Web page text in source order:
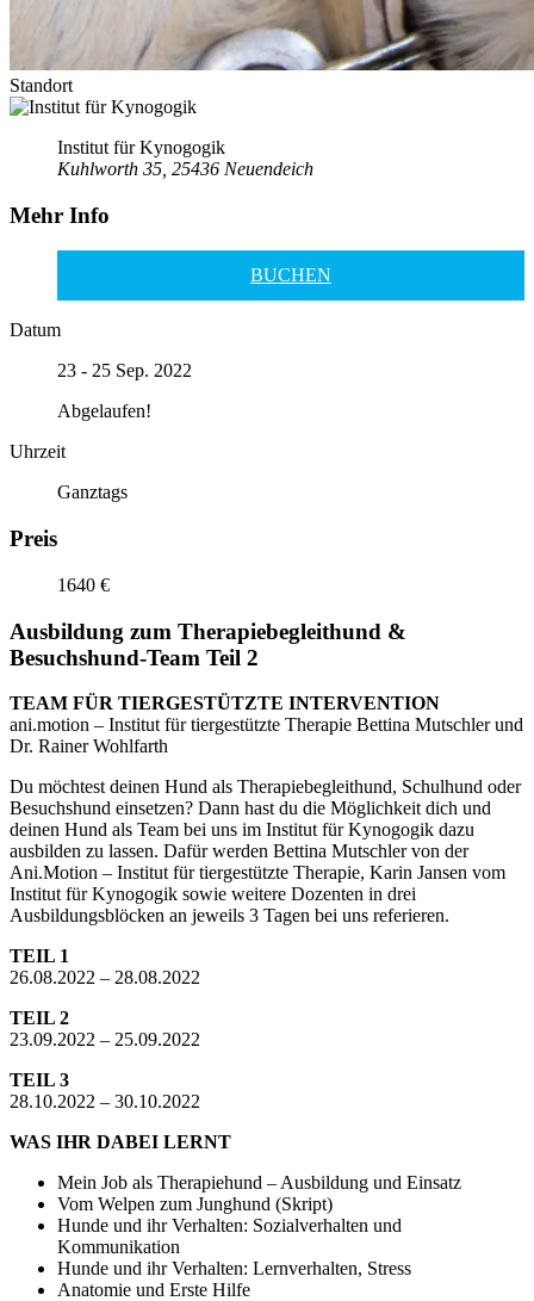
Standort
Institut für Kynogogik
Kuhlworth 35, 25436 Neuendeich
Mehr Info
BUCHEN
Datum
23 - 25 Sep. 2022
Abgelaufen!
Uhrzeit
Ganztags
Preis
1640 €
Ausbildung zum Therapiebegleithund &
Besuchshund-Team Teil 2
TEAM FÜR TIERGESTÜTZTE INTERVENTION
ani.motion – Institut für tiergestützte Therapie Bettina Mutschler und
Dr. Rainer Wohlfarth
Du möchtest deinen Hund als Therapiebegleithund, Schulhund oder
Besuchshund einsetzen? Dann hast du die Möglichkeit dich und
deinen Hund als Team bei uns im Institut für Kynogogik dazu
ausbilden zu lassen. Dafür werden Bettina Mutschler von der
Ani.Motion – Institut für tiergestützte Therapie, Karin Jansen vom
Institut für Kynogogik sowie weitere Dozenten in drei
Ausbildungsblöcken an jeweils 3 Tagen bei uns referieren.
TEIL 1
26.08.2022 – 28.08.2022
TEIL 2
23.09.2022 – 25.09.2022
TEIL 3
28.10.2022 – 30.10.2022
WAS IHR DABEI LERNT
Mein Job als Therapiehund – Ausbildung und Einsatz
Vom Welpen zum Junghund (Skript)
Hunde und ihr Verhalten: Sozialverhalten und
Kommunikation
Hunde und ihr Verhalten: Lernverhalten, Stress
Anatomie und Erste Hilfe